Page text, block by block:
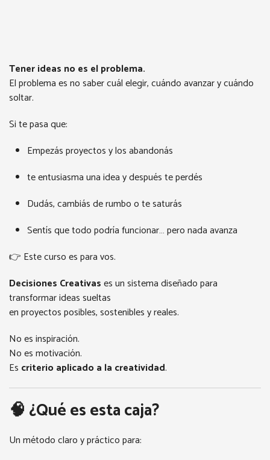
Tener ideas no es el problema.
El problema es no saber cuál elegir, cuándo avanzar y cuándo
soltar.
Si te pasa que:
Empezás proyectos y los abandonás
te entusiasma una idea y después te perdés
Dudás, cambiás de rumbo o te saturás
Sentís que todo podría funcionar… pero nada avanza
👉 Este curso es para vos.
Decisiones Creativases un sistema diseñado para
transformar ideas sueltas
en proyectos posibles, sostenibles y reales.
No es inspiración.
No es motivación.
Es criterio aplicado a la creatividad.
🧠 ¿Qué es esta caja?
Un método claro y práctico para: